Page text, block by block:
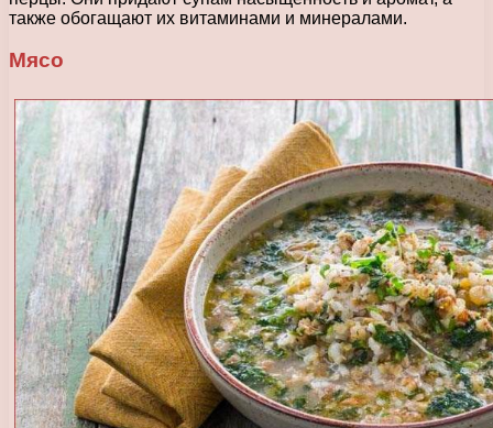
также обогащают их витаминами и минералами.
Мясо